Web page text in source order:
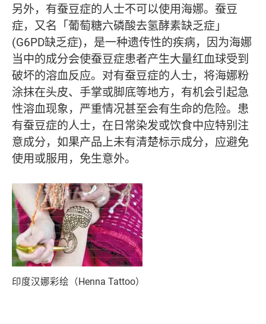
另外，有蚕豆症的人士不可以使用海娜。蚕豆
症，又名「葡萄糖六磷酸去氢酵素缺乏症」
(G6PD缺乏症)，是一种遗传性的疾病，因为海娜
当中的成分会使蚕豆症患者产生大量红血球受到
破坏的溶血反应。对有蚕豆症的人士，将海娜粉
涂抹在头皮、手掌或脚底等地方，有机会引起急
性溶血现象，严重情况甚至会有生命的危险。患
有蚕豆症的人士，在日常染发或饮食中应特别注
意成分，如果产品上未有清楚标示成分，应避免
使用或服用，免生意外。
印度汉娜彩绘（Henna Tattoo）